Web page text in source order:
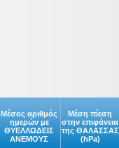
Μέσος αριθμός
ημερών με
ΘΥΕΛΛΩΔΕΙΣ
ΑΝΕΜΟΥΣ
Μέση πίεση
στην επιφάνεια
της ΘΑΛΑΣΣΑΣ
(hPa)